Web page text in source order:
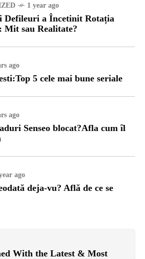
1 year ago
Defileuri a Încetinit Rotația
Mit sau Realitate?
ago
5 cele mai bune seriale
ago
Senseo blocat?Afla cum îl
ago
deja-vu? Află de ce se
With the Latest & Most